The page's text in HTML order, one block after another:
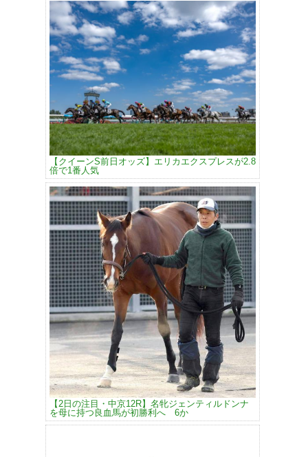
【クイーンS前日オッズ】エリカエクスプレスが2.8
倍で1番人気
【2日の注目・中京12R】名牝ジェンティルドンナ
を母に持つ良血馬が初勝利へ 6か